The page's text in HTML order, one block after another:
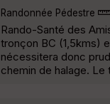
Randonnée Pédestre
Rando-Santé des
tronçon BC (1,5kms)
nécessitera donc
chemin de halage. Le